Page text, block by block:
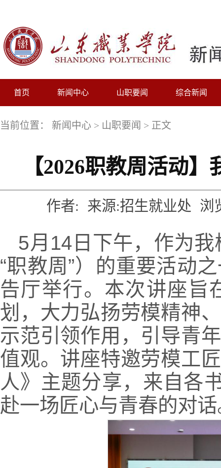
首页 新闻中心 山职要闻 综合新闻
当前位置： 新闻中心 > 山职要闻 > 正文
【2026职教周活动
作者: 来源:招生就业处 浏
5月14日下午，作为
“职教周”）的重要活动
告厅举行。本次讲座旨
划，大力弘扬劳模精神
示范引领作用，引导青
值观。讲座特邀劳模工
人》主题分享，来自各
赴一场匠心与青春的对